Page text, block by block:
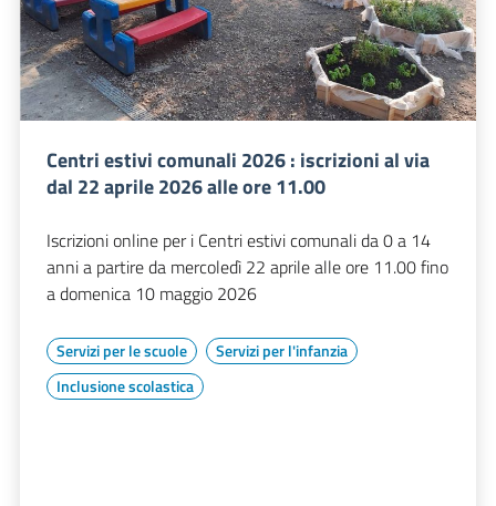
Centri estivi comunali 2026 : iscrizioni al via
dal 22 aprile 2026 alle ore 11.00
Iscrizioni online per i Centri estivi comunali da 0 a 14
anni a partire da mercoledì 22 aprile alle ore 11.00 fino
a domenica 10 maggio 2026
Servizi per le scuole
Servizi per l'infanzia
Inclusione scolastica